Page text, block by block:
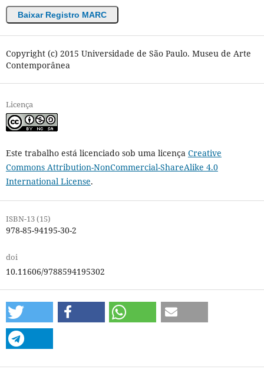
Baixar Registro MARC
Copyright (c) 2015 Universidade de São Paulo. Museu de Arte
Contemporânea
Licença
Este trabalho está licenciado sob uma licença Creative
Commons Attribution-NonCommercial-ShareAlike 4.0
International License.
ISBN-13 (15)
978-85-94195-30-2
doi
10.11606/9788594195302